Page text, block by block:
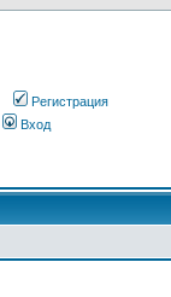
Регистрация
Вход